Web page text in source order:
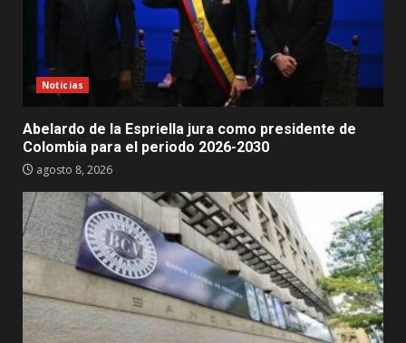
Noticias
Abelardo de la Espriella jura como presidente de
Colombia para el periodo 2026-2030
agosto 8, 2026